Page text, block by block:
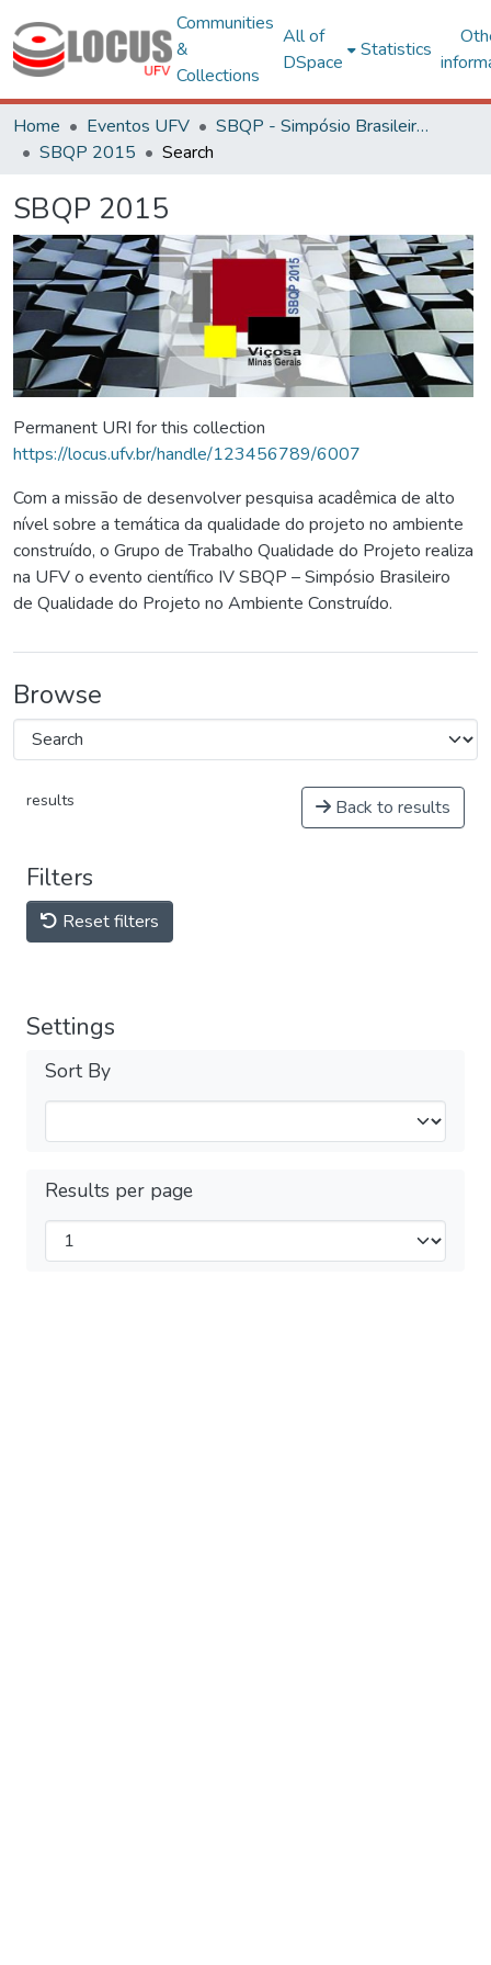
Communities
&
Collections
All of
DSpace
Statistics
Home Eventos UFV
SBQP - Simpósio Brasileiro de Qualidade do Projeto no Ambiente Construído
SBQP 2015
Search
SBQP 2015
Permanent URI for this collection
https://locus.ufv.br/handle/123456789/6007
Com a missão de desenvolver pesquisa acadêmica de alto
nível sobre a temática da qualidade do projeto no ambiente
construído, o Grupo de Trabalho Qualidade do Projeto realiza
na UFV o evento científico IV SBQP – Simpósio Brasileiro
de Qualidade do Projeto no Ambiente Construído.
Browse
results Back to results
Filters
Reset filters
Settings
Sort By
Results per page